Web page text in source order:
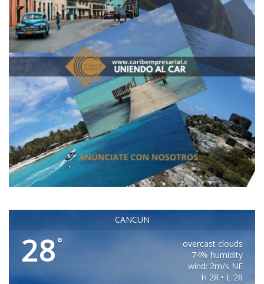
CANCUN
28°
overcast clouds
74% humidity
wind: 2m/s NE
H 28 • L 28